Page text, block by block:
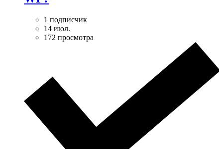
1 подписчик
14 июл.
172 просмотра